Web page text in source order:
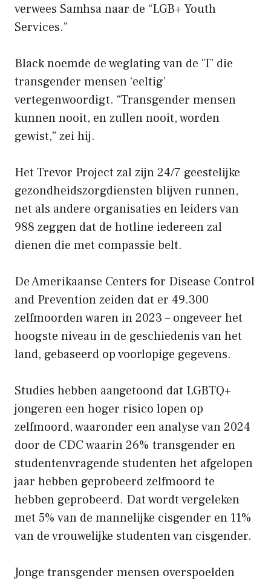
verwees Samhsa naar de “LGB+ Youth
Services.”
Black noemde de weglating van de ‘T’ die
transgender mensen ‘eeltig’
vertegenwoordigt. “Transgender mensen
kunnen nooit, en zullen nooit, worden
gewist,” zei hij.
Het Trevor Project zal zijn 24/7 geestelijke
gezondheidszorgdiensten blijven runnen,
net als andere organisaties en leiders van
988 zeggen dat de hotline iedereen zal
dienen die met compassie belt.
De Amerikaanse Centers for Disease Control
and Prevention zeiden dat er 49.300
zelfmoorden waren in 2023 – ongeveer het
hoogste niveau in de geschiedenis van het
land, gebaseerd op voorlopige gegevens.
Studies hebben aangetoond dat LGBTQ+
jongeren een hoger risico lopen op
zelfmoord, waaronder een analyse van 2024
door de CDC waarin 26% transgender en
studentenvragende studenten het afgelopen
jaar hebben geprobeerd zelfmoord te
hebben geprobeerd. Dat wordt vergeleken
met 5% van de mannelijke cisgender en 11%
van de vrouwelijke studenten van cisgender.
Jonge transgender mensen overspoelden